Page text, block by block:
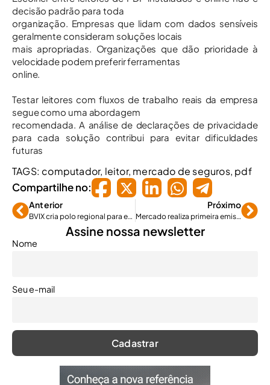
decisão padrão para toda
organização. Empresas que lidam com dados sensíveis
geralmente consideram soluções locais
mais apropriadas. Organizações que dão prioridade à
velocidade podem preferir ferramentas
online.
Testar leitores com fluxos de trabalho reais da empresa
segue como uma abordagem
recomendada. A análise de declarações de privacidade
para cada solução contribui para evitar dificuldades
futuras
TAGS: computador, leitor, mercado de seguros, pdf
Compartilhe no:
Anterior
BVIX cria polo regional para expansão no Sul
Próximo
Mercado realiza primeira emissão aberta de LRS
Assine nossa newsletter
Nome
Seu e-mail